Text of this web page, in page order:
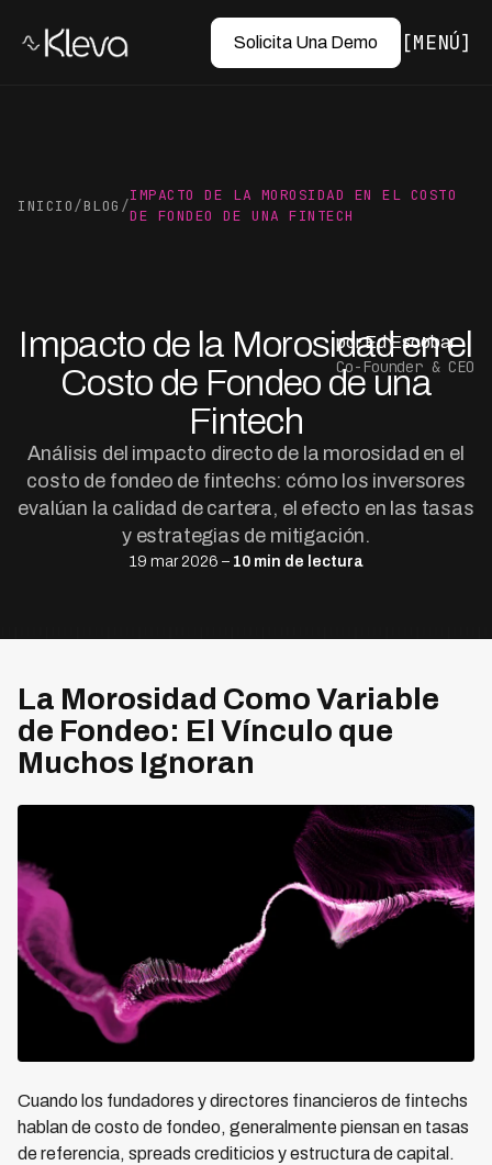
Solicita Una Demo MENÚ
INICIO/BLOG /
IMPACTO DE LA MOROSIDAD EN EL COSTO
DE FONDEO DE UNA FINTECH
Impacto de la Morosidad en el
Costo de Fondeo de una
Fintech
Análisis del impacto directo de la morosidad en el
costo de fondeo de fintechs: cómo los inversores
evalúan la calidad de cartera, el efecto en las tasas
y estrategias de mitigación.
19 mar 2026 – 10 min de lectura
por Ed Escobar
Co-Founder & CEO
La Morosidad Como Variable
de Fondeo: El Vínculo que
Muchos Ignoran
Cuando los fundadores y directores financieros de fintechs
hablan de costo de fondeo, generalmente piensan en tasas
de referencia, spreads crediticios y estructura de capital.